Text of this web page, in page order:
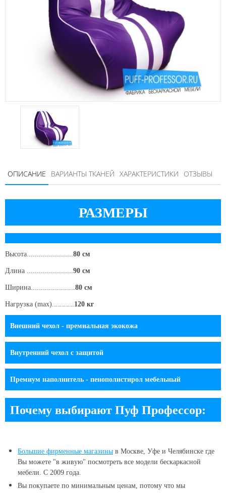
ОПИСАНИЕ ВАРИАНТЫ ТКАНЕЙ ХАРАКТЕРИСТИКИ ОТЗЫВЫ
РАЗМЕРЫ
Высота....................... 80 см
Длина ....................... 90 см
Ширина...................... 80 см
Нагрузка (max)........... 120 кг
Внешний чехол - премиальная экокожа
Внутренний чехол с защитой
Премиум наполнитель - пенополистирол мебельный
Почему выбирают Пуф Профессор:
Большие фирменные магазины в Москве, Уфе и Челябинске где
Вы можете "в живую" посмотреть все модели бескаркасной
мебели. С 2009 года.
Вы покупаете по минимальным ценам, потому что мы